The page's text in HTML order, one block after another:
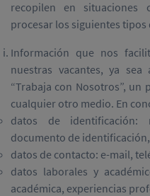
recopilen en situaciones
procesar los siguientes
Información que nos
nuestras vacantes, ya
“Trabaja con Nosotros”,
cualquier otro medio. En
datos de identificación:
documento de
datos de contacto: e-mail,
datos laborales y
académica, experiencias